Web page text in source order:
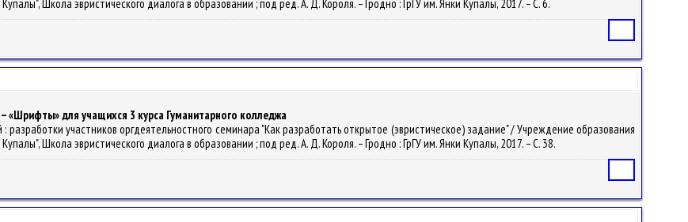
Школа эвристического диалога в образовании ; под ред. А. Д. Короля. – Гродно : ГрГУ им. Янки Купалы, 2017. – С. 6.
«Шрифты» для учащихся 3 курса Гуманитарного колледжа
разработки участников оргдеятельностного семинара "Как разработать открытое (эвристическое) задание" / Учреждение образования
Школа эвристического диалога в образовании ; под ред. А. Д. Короля. – Гродно : ГрГУ им. Янки Купалы, 2017. – С. 38.